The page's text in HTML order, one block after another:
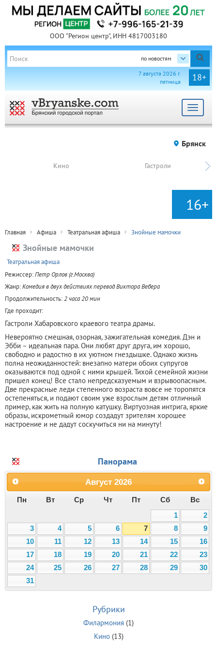
ООО "Регион центр", ИНН 4817003180
по новостям
18+
7 августа 2026 г.
пятница
Toggle
Брянск
Кино Гастроли
16+
Главная Афиша Театральная афиша Знойные мамочки
Знойные мамочки
Театральная афиша
Режиссер:Петр Орлов (г.Москва)
Жанр:Комедия в двух действиях перевод Виктора Вебера
Продолжительность:2 часа 20 мин
Где проходит:
Гастроли Хабаровского краевого театра драмы.
Невероятно смешная, озорная, зажигательная комедия. Дэн и
Эбби – идеальная пара. Они любят друг друга, им хорошо,
свободно и радостно в их уютном гнездышке. Однако жизнь
полна неожиданностей: внезапно матери обоих супругов
оказываются под одной с ними крышей. Тихой семейной жизни
пришел конец! Все стало непредсказуемым и взрывоопасным.
Две прекрасные леди степенного возраста вовсе не торопятся
остепеняться, и подают своим уже взрослым детям отличный
пример, как жить на полную катушку. Виртуозная интрига, яркие
образы, искрометный юмор создадут зрителям хорошее
настроение и не дадут соскучиться ни на минуту!
Панорама
Август 2026
Пн Вт Ср Чт Пт Сб
Вс
1
2
3
4 5 6 7 8
9
10
11 12 13 14 15
16
17
18 19 20 21 22
23
24
25 26 27 28 29
30
31
Рубрики
Филармония (1)
Кино(13)